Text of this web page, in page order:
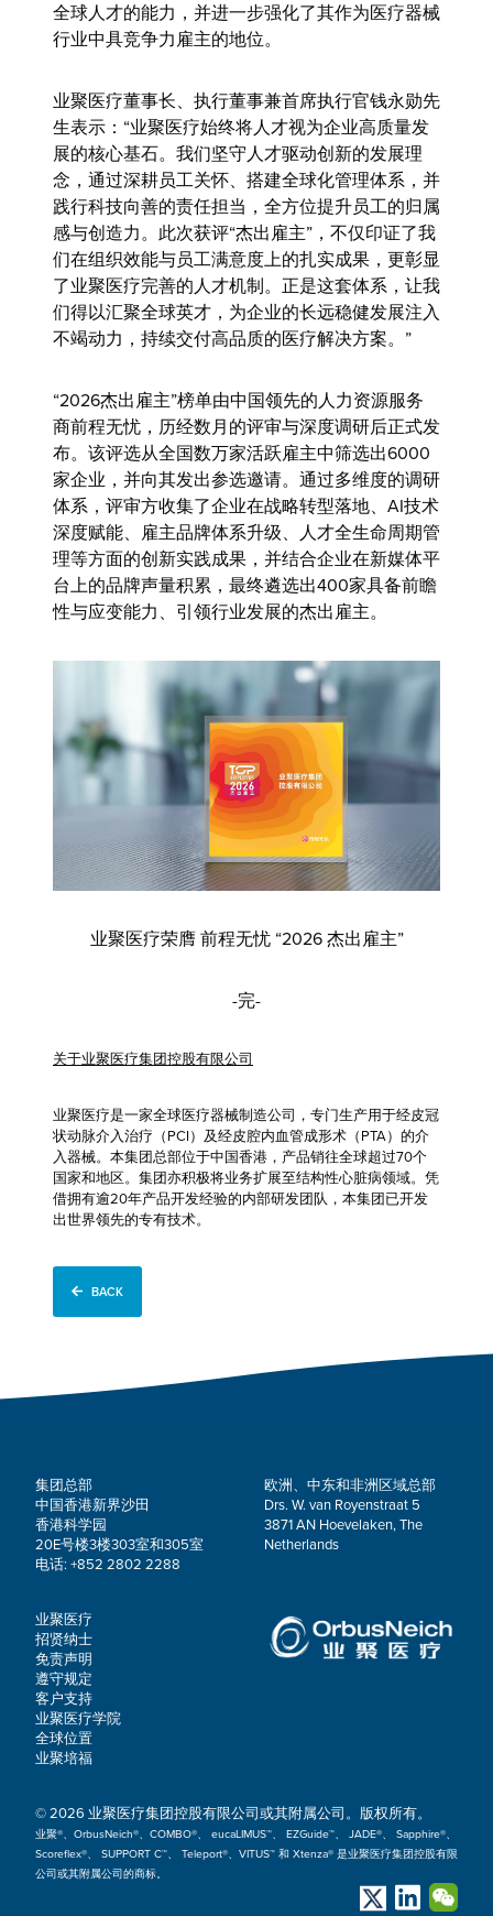
全球人才的能力，并进一步强化了其作为医疗器械
行业中具竞争力雇主的地位。
业聚医疗董事长、执行董事兼首席执行官钱永勋先
生表示：“业聚医疗始终将人才视为企业高质量发
展的核心基石。我们坚守人才驱动创新的发展理
念，通过深耕员工关怀、搭建全球化管理体系，并
践行科技向善的责任担当，全方位提升员工的归属
感与创造力。此次获评“杰出雇主”，不仅印证了我
们在组织效能与员工满意度上的扎实成果，更彰显
了业聚医疗完善的人才机制。正是这套体系，让我
们得以汇聚全球英才，为企业的长远稳健发展注入
不竭动力，持续交付高品质的医疗解决方案。”
“2026杰出雇主”榜单由中国领先的人力资源服务
商前程无忧，历经数月的评审与深度调研后正式发
布。该评选从全国数万家活跃雇主中筛选出6000
家企业，并向其发出参选邀请。通过多维度的调研
体系，评审方收集了企业在战略转型落地、AI技术
深度赋能、雇主品牌体系升级、人才全生命周期管
理等方面的创新实践成果，并结合企业在新媒体平
台上的品牌声量积累，最终遴选出400家具备前瞻
性与应变能力、引领行业发展的杰出雇主。
业聚医疗荣膺 前程无忧 “2026 杰出雇主”
-完-
关于业聚医疗集团控股有限公司
业聚医疗是一家全球医疗器械制造公司，专门生产用于经皮冠
状动脉介入治疗（PCI）及经皮腔内血管成形术（PTA）的介
入器械。本集团总部位于中国香港，产品销往全球超过70个
国家和地区。集团亦积极将业务扩展至结构性心脏病领域。凭
借拥有逾20年产品开发经验的内部研发团队，本集团已开发
出世界领先的专有技术。
BACK
集团总部
中国香港新界沙田
香港科学园
20E号楼3楼303室和305室
电话: +852 2802 2288
欧洲、中东和非洲区域总部
Drs. W. van Royenstraat 5
3871 AN Hoevelaken, The
Netherlands
业聚医疗
招贤纳士
免责声明
遵守规定
客户支持
业聚医疗学院
全球位置
业聚培福
© 2026 业聚医疗集团控股有限公司或其附属公司。版权所有。
业聚®、OrbusNeich®、COMBO®、 eucaLIMUS™、 EZGuide™、 JADE®、 Sapphire®、
Scoreflex®、 SUPPORT C™、 Teleport®、VITUS™ 和 Xtenza® 是业聚医疗集团控股有限
公司或其附属公司的商标。